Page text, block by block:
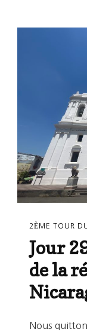
2ÈME TOUR
Jour
de la
Nous